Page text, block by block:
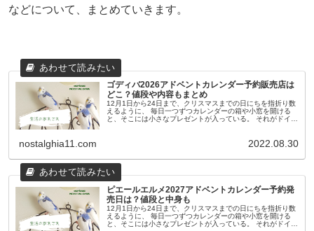
などについて、まとめていきます。
ゴディバ2026アドベントカレンダー予約販売店は
どこ？値段や内容もまとめ
12月1日から24日まで、クリスマスまでの日にちを指折り数
えるように、 毎日一つずつカレンダーの箱や小窓を開ける
と、そこには小さなプレゼントが入っている。 それがドイツ
nostalghia11.com 2022.08.30
ピエールエルメ2027アドベントカレンダー予約発
売日は？値段と中身も
12月1日から24日まで、クリスマスまでの日にちを指折り数
えるように、 毎日一つずつカレンダーの箱や小窓を開ける
と、そこには小さなプレゼントが入っている。 それがドイツ